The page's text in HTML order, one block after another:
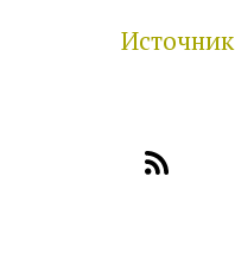
Источник